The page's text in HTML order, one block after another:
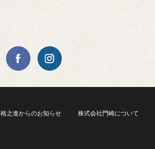
格之進からのお知らせ 株式会社門崎について